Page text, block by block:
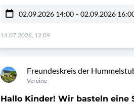
02.09.2026 14:00 - 02.09.2026
14.07.2026, 12:09
Freundeskreis der
Vereine
Hallo Kinder! Wir basteln eine